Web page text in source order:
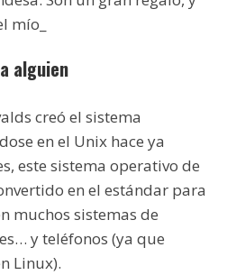
mío_
alguien
creó el sistema
en el Unix hace ya
este sistema operativo de
en el estándar para
muchos sistemas de
y teléfonos (ya que
Linux).